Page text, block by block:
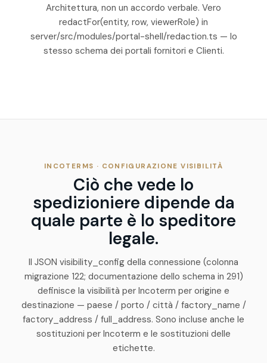
Architettura, non un accordo verbale. Vero
redactFor(entity, row, viewerRole) in
server/src/modules/portal-shell/redaction.ts — lo
stesso schema dei portali fornitori e Clienti.
INCOTERMS · CONFIGURAZIONE VISIBILITÀ
Ciò che vede lo
spedizioniere dipende da
quale parte è lo speditore
legale.
Il JSON visibility_config della connessione (colonna
migrazione 122; documentazione dello schema in 291)
definisce la visibilità per Incoterm per origine e
destinazione — paese / porto / città / factory_name /
factory_address / full_address. Sono incluse anche le
sostituzioni per Incoterm e le sostituzioni delle
etichette.